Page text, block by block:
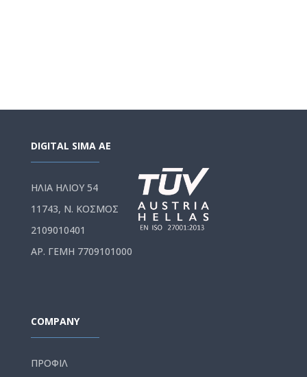
DIGITAL SIMA AE
ΗΛΙΑ ΗΛΙΟΥ 54
11743, Ν. ΚΟΣΜΟΣ
2109010401
ΑΡ. ΓΕΜΗ 7709101000
COMPANY
ΠΡΟΦΙΛ